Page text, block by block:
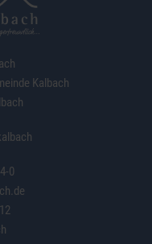
Kalbach
0